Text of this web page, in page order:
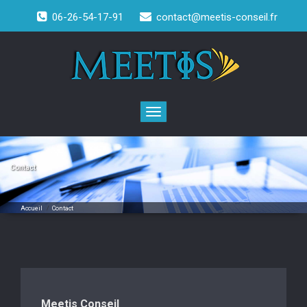
content
06-26-54-17-91 contact@meetis-conseil.fr
Toggle
navigation
Contact
Accueil / Contact
Meetis Conseil